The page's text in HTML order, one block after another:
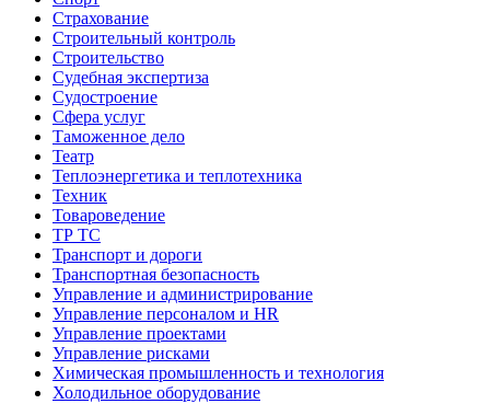
Страхование
Строительный контроль
Строительство
Судебная экспертиза
Судостроение
Сфера услуг
Таможенное дело
Театр
Теплоэнергетика и теплотехника
Техник
Товароведение
ТР ТС
Транспорт и дороги
Транспортная безопасность
Управление и администрирование
Управление персоналом и HR
Управление проектами
Управление рисками
Химическая промышленность и технология
Холодильное оборудование